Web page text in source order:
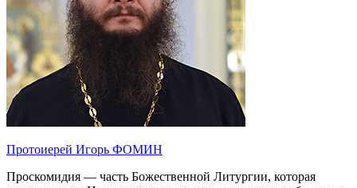
Протоиерей Игорь ФОМИН
Проскомидия — часть Божественной Литургии, которая